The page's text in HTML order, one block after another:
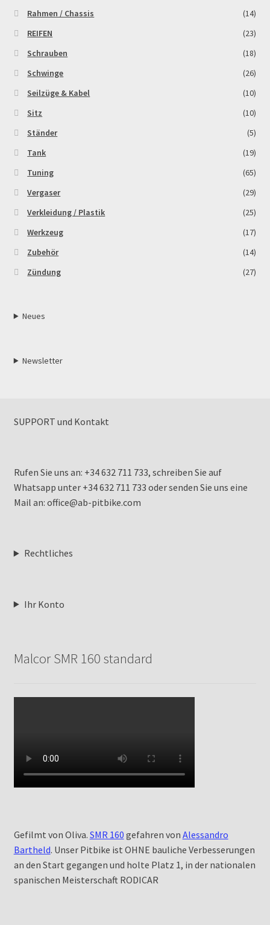
Rahmen / Chassis
(14)
REIFEN
(23)
Schrauben
(18)
Schwinge
(26)
Seilzüge & Kabel
(10)
Sitz
(10)
Ständer
(5)
Tank
(19)
Tuning
(65)
Vergaser
(29)
Verkleidung / Plastik
(25)
Werkzeug
(17)
Zubehör
(14)
Zündung
(27)
Neues
Newsletter
SUPPORT und Kontakt
Rufen Sie uns an: +34 632 711 733, schreiben Sie auf
Whatsapp unter +34 632 711 733 oder senden Sie uns eine
Mail an: office@ab-pitbike.com
Rechtliches
Ihr Konto
Malcor SMR 160 standard
Gefilmt von Oliva. SMR 160 gefahren von Alessandro
Bartheld. Unser Pitbike ist OHNE bauliche Verbesserungen
an den Start gegangen und holte Platz 1, in der nationalen
spanischen Meisterschaft RODICAR